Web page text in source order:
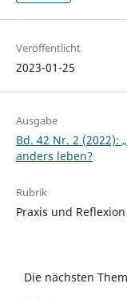
Veröffentlicht
2023-01-25
Ausgabe
Bd. 42 Nr. 2 (2022):
anders leben?
Rubrik
Praxis und Reflexion
Die nächsten